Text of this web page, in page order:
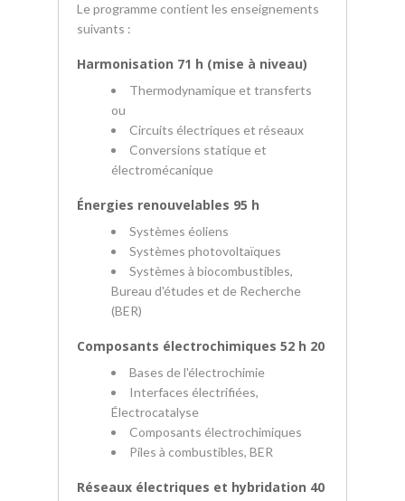
Le programme contient les enseignements
suivants :
Harmonisation 71 h (mise à niveau)
Thermodynamique et transferts
ou
Circuits électriques et réseaux
Conversions statique et
électromécanique
Énergies renouvelables 95 h
Systèmes éoliens
Systèmes photovoltaïques
Systèmes à biocombustibles,
Bureau d'études et de Recherche
(BER)
Composants électrochimiques 52 h 20
Bases de l'électrochimie
Interfaces électrifiées,
Électrocatalyse
Composants électrochimiques
Piles à combustibles, BER
Réseaux électriques et hybridation 40